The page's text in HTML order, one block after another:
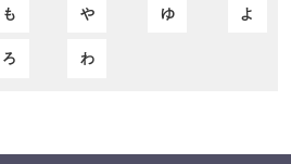
も や ゆ よ
ろ わ